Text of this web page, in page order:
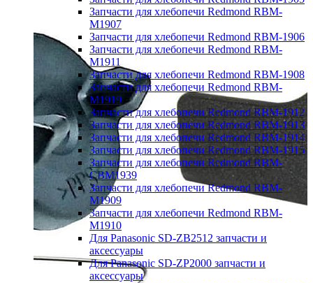
Запчасти для хлебопечи Redmond RBM-
M1907
Запчасти для хлебопечи Redmond RBM-1906
Запчасти для хлебопечи Redmond RBM-
M1911
Запчасти для хлебопечи Redmond RBM-1908
Запчасти для хлебопечи Redmond RBM-
M1919
Запчасти для хлебопечи Redmond RBM-1912
Запчасти для хлебопечи Redmond RBM-1913
Запчасти для хлебопечи Redmond RBM-1914
Запчасти для хлебопечи Redmond RBM-1915
Запчасти для хлебопечи Redmond RBM-
CBM1939
Запчасти для хлебопечи Redmond RBM-
M1909
Запчасти для хлебопечи Redmond RBM-
M1910
Для Panasonic SD-ZB2512 запчасти и
аксессуары
Для Panasonic SD-ZP2000 запчасти и
аксессуары